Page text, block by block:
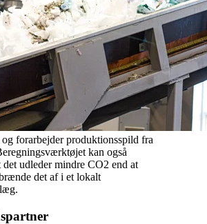
forarbejder produktionsspild fra
kan også
det udleder mindre CO2 end at
det af i et lokalt